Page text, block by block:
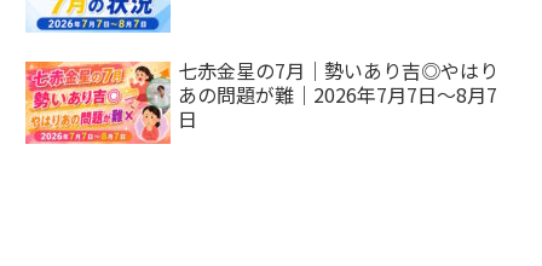
七赤金星の7月｜勢いあり吉◎やはり
あの問題が難｜2026年7月7日～8月7
日